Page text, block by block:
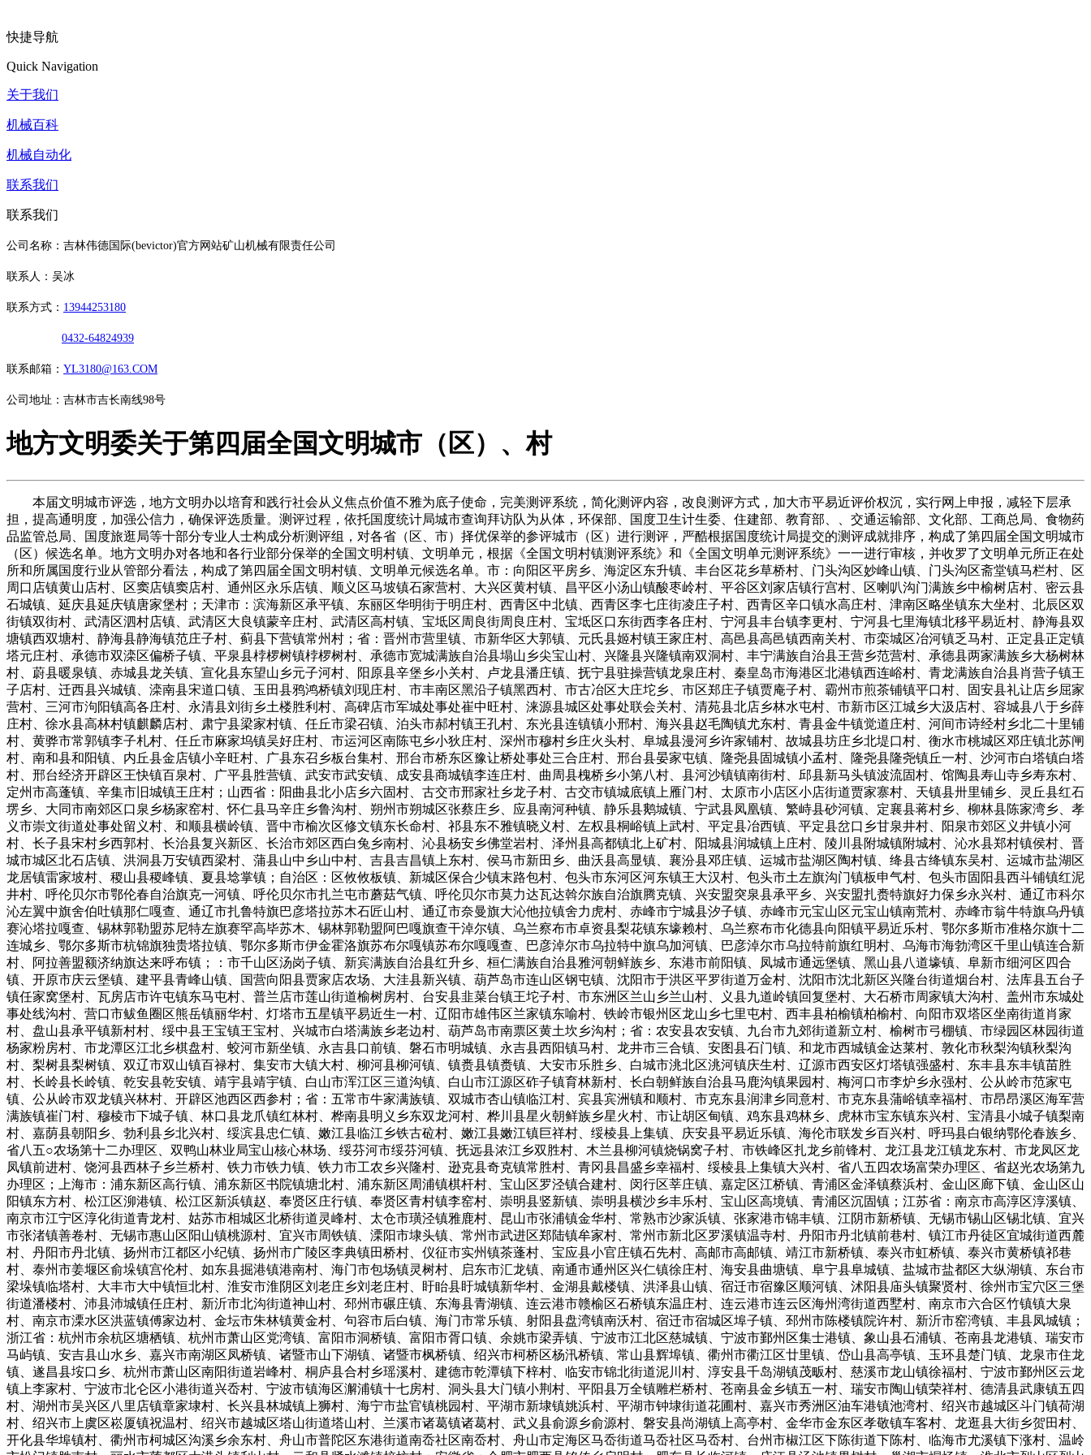
快捷导航
Quick Navigation
关于我们
机械百科
机械自动化
联系我们
联系我们
公司名称：吉林伟德国际(bevictor)官方网站矿山机械有限责任公司
联系人：吴冰
联系方式： 13944253180
0432-64824939
联系邮箱： YL3180@163.COM
公司地址：吉林市吉长南线98号
地方文明委关于第四届全国文明城市（区）、村
本届文明城市评选，地方文明办以培育和践行社会从义焦点价值不雅为底子使命，完美测评系统，简化测评内容，改良测评方式，加大市平易近评价权沉，实行网上申报，减轻下层承担，提高通明度，加强公信力，确保评选质量。测评过程，依托国度统计局城市查询拜访队为从体，环保部、国度卫生计生委、住建部、教育部、、交通运输部、文化部、工商总局、食物药品监管总局、国度旅逛局等十部分专业人士构成分析测评组，对各省（区、市）择优保举的参评城市（区）进行测评，严酷根据国度统计局提交的测评成就排序，构成了第四届全国文明城市（区）候选名单。地方文明办对各地和各行业部分保举的全国文明村镇、文明单元，根据《全国文明村镇测评系统》和《全国文明单元测评系统》一一进行审核，并收罗了文明单元所正在处所和所属国度行业从管部分看法，构成了第四届全国文明村镇、文明单元候选名单。市：向阳区平房乡、海淀区东升镇、丰台区花乡草桥村、门头沟区妙峰山镇、门头沟区斋堂镇马栏村、区周口店镇黄山店村、区窦店镇窦店村、通州区永乐店镇、顺义区马坡镇石家营村、大兴区黄村镇、昌平区小汤山镇酸枣岭村、平谷区刘家店镇行宫村、区喇叭沟门满族乡中榆树店村、密云县石城镇、延庆县延庆镇唐家堡村；天津市：滨海新区承平镇、东丽区华明街于明庄村、西青区中北镇、西青区李七庄街凌庄子村、西青区辛口镇水高庄村、津南区略坐镇东大坐村、北辰区双街镇双街村、武清区泗村店镇、武清区大良镇蒙辛庄村、武清区高村镇、宝坻区周良街周良庄村、宝坻区口东街西李各庄村、宁河县丰台镇李更村、宁河县七里海镇北移平易近村、静海县双塘镇西双塘村、静海县静海镇范庄子村、蓟县下营镇常州村；省：晋州市营里镇、市新华区大郭镇、元氏县姬村镇王家庄村、高邑县高邑镇西南关村、市栾城区冶河镇乏马村、正定县正定镇塔元庄村、承德市双滦区偏桥子镇、平泉县桲椤树镇桲椤树村、承德市宽城满族自治县塌山乡尖宝山村、兴隆县兴隆镇南双洞村、丰宁满族自治县王营乡范营村、承德县两家满族乡大杨树林村、蔚县暖泉镇、赤城县龙关镇、宣化县东望山乡元子河村、阳原县辛堡乡小关村、卢龙县潘庄镇、抚宁县驻操营镇龙泉庄村、秦皇岛市海港区北港镇西连峪村、青龙满族自治县肖营子镇王子店村、迁西县兴城镇、滦南县宋道口镇、玉田县鸦鸿桥镇刘现庄村、市丰南区黑沿子镇黑西村、市古冶区大庄坨乡、市区郑庄子镇贾庵子村、霸州市煎茶铺镇平口村、固安县礼让店乡屈家营村、三河市泃阳镇高各庄村、永清县刘街乡土楼胜利村、高碑店市军城处事处崔中旺村、涞源县城区处事处联会关村、清苑县北店乡林水屯村、市新市区江城乡大汲店村、容城县八于乡薛庄村、徐水县高林村镇麒麟店村、肃宁县梁家村镇、任丘市梁召镇、泊头市郝村镇王孔村、东光县连镇镇小邢村、海兴县赵毛陶镇尤东村、青县金牛镇觉道庄村、河间市诗经村乡北二十里铺村、黄骅市常郭镇李子札村、任丘市麻家坞镇吴好庄村、市运河区南陈屯乡小狄庄村、深州市穆村乡庄火头村、阜城县漫河乡许家铺村、故城县坊庄乡北堤口村、衡水市桃城区邓庄镇北苏闸村、南和县和阳镇、内丘县金店镇小辛旺村、广县东召乡板台集村、邢台市桥东区豫让桥处事处三合庄村、邢台县晏家屯镇、隆尧县固城镇小孟村、隆尧县隆尧镇丘一村、沙河市白塔镇白塔村、邢台经济开辟区王快镇百泉村、广平县胜营镇、武安市武安镇、成安县商城镇李连庄村、曲周县槐桥乡小第八村、县河沙镇镇南街村、邱县新马头镇波流固村、馆陶县寿山寺乡寿东村、定州市高蓬镇、辛集市旧城镇王庄村；山西省：阳曲县北小店乡六固村、古交市邢家社乡龙子村、古交市镇城底镇上雁门村、太原市小店区小店街道贾家寨村、天镇县卅里铺乡、灵丘县红石塄乡、大同市南郊区口泉乡杨家窑村、怀仁县马辛庄乡鲁沟村、朔州市朔城区张蔡庄乡、应县南河种镇、静乐县鹅城镇、宁武县凤凰镇、繁峙县砂河镇、定襄县蒋村乡、柳林县陈家湾乡、孝义市崇文街道处事处留义村、和顺县横岭镇、晋中市榆次区修文镇东长命村、祁县东不雅镇晓义村、左权县桐峪镇上武村、平定县冶西镇、平定县岔口乡甘泉井村、阳泉市郊区义井镇小河村、长子县宋村乡西郭村、长治县复兴新区、长治市郊区西白兔乡南村、沁县杨安乡佛堂岩村、泽州县高都镇北上矿村、阳城县润城镇上庄村、陵川县附城镇附城村、沁水县郑村镇侯村、晋城市城区北石店镇、洪洞县万安镇西梁村、蒲县山中乡山中村、吉县吉昌镇上东村、侯马市新田乡、曲沃县高显镇、襄汾县邓庄镇、运城市盐湖区陶村镇、绛县古绛镇东吴村、运城市盐湖区龙居镇雷家坡村、稷山县稷峰镇、夏县埝掌镇；自治区：区攸攸板镇、新城区保合少镇末路包村、包头市东河区河东镇王大汉村、包头市土左旗沟门镇板申气村、包头市固阳县西斗铺镇红泥井村、呼伦贝尔市鄂伦春自治旗克一河镇、呼伦贝尔市扎兰屯市蘑菇气镇、呼伦贝尔市莫力达瓦达斡尔族自治旗腾克镇、兴安盟突泉县承平乡、兴安盟扎赉特旗好力保乡永兴村、通辽市科尔沁左翼中旗舍伯吐镇那仁嘎查、通辽市扎鲁特旗巴彦塔拉苏木石匠山村、通辽市奈曼旗大沁他拉镇舍力虎村、赤峰市宁城县汐子镇、赤峰市元宝山区元宝山镇南荒村、赤峰市翁牛特旗乌丹镇赛沁塔拉嘎查、锡林郭勒盟苏尼特左旗赛罕高毕苏木、锡林郭勒盟阿巴嘎旗查干淖尔镇、乌兰察布市卓资县梨花镇东壕赖村、乌兰察布市化德县向阳镇平易近乐村、鄂尔多斯市准格尔旗十二连城乡、鄂尔多斯市杭锦旗独贵塔拉镇、鄂尔多斯市伊金霍洛旗苏布尔嘎镇苏布尔嘎嘎查、巴彦淖尔市乌拉特中旗乌加河镇、巴彦淖尔市乌拉特前旗红明村、乌海市海勃湾区千里山镇连合新村、阿拉善盟额济纳旗达来呼布镇；：市千山区汤岗子镇、新宾满族自治县红升乡、桓仁满族自治县雅河朝鲜族乡、东港市前阳镇、凤城市通远堡镇、黑山县八道壕镇、阜新市细河区四合镇、开原市庆云堡镇、建平县青峰山镇、国营向阳县贾家店农场、大洼县新兴镇、葫芦岛市连山区钢屯镇、沈阳市于洪区平罗街道万金村、沈阳市沈北新区兴隆台街道烟台村、法库县五台子镇任家窝堡村、瓦房店市许屯镇东马屯村、普兰店市莲山街道榆树房村、台安县韭菜台镇王坨子村、市东洲区兰山乡兰山村、义县九道岭镇回复堡村、大石桥市周家镇大沟村、盖州市东城处事处线沟村、营口市鲅鱼圈区熊岳镇丽华村、灯塔市五星镇平易近生一村、辽阳市雄伟区兰家镇东喻村、铁岭市银州区龙山乡七里屯村、西丰县柏榆镇柏榆村、向阳市双塔区坐南街道肖家村、盘山县承平镇新村村、绥中县王宝镇王宝村、兴城市白塔满族乡老边村、葫芦岛市南票区黄土坎乡沟村；省：农安县农安镇、九台市九郊街道新立村、榆树市弓棚镇、市绿园区林园街道杨家粉房村、市龙潭区江北乡棋盘村、蛟河市新坐镇、永吉县口前镇、磐石市明城镇、永吉县西阳镇马村、龙井市三合镇、安图县石门镇、和龙市西城镇金达莱村、敦化市秋梨沟镇秋梨沟村、梨树县梨树镇、双辽市双山镇百禄村、集安市大镇大村、柳河县柳河镇、镇赉县镇赉镇、大安市乐胜乡、白城市洮北区洮河镇庆生村、辽源市西安区灯塔镇强盛村、东丰县东丰镇苗胜村、长岭县长岭镇、乾安县乾安镇、靖宇县靖宇镇、白山市浑江区三道沟镇、白山市江源区砟子镇育林新村、长白朝鲜族自治县马鹿沟镇果园村、梅河口市李炉乡永强村、公从岭市范家屯镇、公从岭市双龙镇兴林村、开辟区池西区西参村；省：五常市牛家满族镇、双城市杏山镇临江村、宾县宾洲镇和顺村、市克东县润津乡同意村、市克东县蒲峪镇幸福村、市昂昂溪区海军营满族镇崔门村、穆棱市下城子镇、林口县龙爪镇红林村、桦南县明义乡东双龙河村、桦川县星火朝鲜族乡星火村、市让胡区甸镇、鸡东县鸡林乡、虎林市宝东镇东兴村、宝清县小城子镇梨南村、嘉荫县朝阳乡、勃利县乡北兴村、绥滨县忠仁镇、嫩江县临江乡铁古砬村、嫩江县嫩江镇巨祥村、绥棱县上集镇、庆安县平易近乐镇、海伦市联发乡百兴村、呼玛县白银纳鄂伦春族乡、省八五○农场第十二办理区、双鸭山林业局宝山核心林场、绥芬河市绥芬河镇、抚远县浓江乡双胜村、木兰县柳河镇烧锅窝子村、市铁峰区扎龙乡前锋村、龙江县龙江镇龙东村、市龙凤区龙凤镇前进村、饶河县西林子乡兰桥村、铁力市铁力镇、铁力市工农乡兴隆村、逊克县奇克镇常胜村、青冈县昌盛乡幸福村、绥棱县上集镇大兴村、省八五四农场富荣办理区、省赵光农场第九办理区；上海市：浦东新区高行镇、浦东新区书院镇塘北村、浦东新区周浦镇棋杆村、宝山区罗泾镇合建村、闵行区莘庄镇、嘉定区江桥镇、青浦区金泽镇蔡浜村、金山区廊下镇、金山区山阳镇东方村、松江区泖港镇、松江区新浜镇赵、奉贤区庄行镇、奉贤区青村镇李窑村、崇明县竖新镇、崇明县横沙乡丰乐村、宝山区高境镇、青浦区沉固镇；江苏省：南京市高淳区淳溪镇、南京市江宁区淳化街道青龙村、姑苏市相城区北桥街道灵峰村、太仓市璜泾镇雅鹿村、昆山市张浦镇金华村、常熟市沙家浜镇、张家港市锦丰镇、江阴市新桥镇、无锡市锡山区锡北镇、宜兴市张渚镇善卷村、无锡市惠山区阳山镇桃源村、宜兴市周铁镇、溧阳市埭头镇、常州市武进区郑陆镇牟家村、常州市新北区罗溪镇温寺村、丹阳市丹北镇前巷村、镇江市丹徒区宜城街道西麓村、丹阳市丹北镇、扬州市江都区小纪镇、扬州市广陵区李典镇田桥村、仪征市实州镇茶蓬村、宝应县小官庄镇石先村、高邮市高邮镇、靖江市新桥镇、泰兴市虹桥镇、泰兴市黄桥镇祁巷村、泰州市姜堰区俞垛镇宫伦村、如东县掘港镇港南村、海门市包场镇灵树村、启东市汇龙镇、南通市通州区兴仁镇徐庄村、海安县曲塘镇、阜宁县阜城镇、盐城市盐都区大纵湖镇、东台市梁垛镇临塔村、大丰市大中镇恒北村、淮安市淮阴区刘老庄乡刘老庄村、盱眙县盱城镇新华村、金湖县戴楼镇、洪泽县山镇、宿迁市宿豫区顺河镇、沭阳县庙头镇聚贤村、徐州市宝穴区三堡街道潘楼村、沛县沛城镇任庄村、新沂市北沟街道神山村、邳州市碾庄镇、东海县青湖镇、连云港市赣榆区石桥镇东温庄村、连云港市连云区海州湾街道西墅村、南京市六合区竹镇镇大泉村、南京市溧水区洪蓝镇傅家边村、金坛市朱林镇黄金村、句容市后白镇、海门市常乐镇、射阳县盘湾镇南沃村、宿迁市宿城区埠子镇、邳州市陈楼镇院许村、新沂市窑湾镇、丰县凤城镇；浙江省：杭州市余杭区塘栖镇、杭州市萧山区党湾镇、富阳市洞桥镇、富阳市胥口镇、余姚市梁弄镇、宁波市江北区慈城镇、宁波市鄞州区集士港镇、象山县石浦镇、苍南县龙港镇、瑞安市马屿镇、安吉县山水乡、嘉兴市南湖区凤桥镇、诸暨市山下湖镇、诸暨市枫桥镇、绍兴市柯桥区杨汛桥镇、常山县辉埠镇、衢州市衢江区廿里镇、岱山县高亭镇、玉环县楚门镇、龙泉市住龙镇、遂昌县垵口乡、杭州市萧山区南阳街道岩峰村、桐庐县合村乡瑶溪村、建德市乾潭镇下梓村、临安市锦北街道泥川村、淳安县千岛湖镇茂畈村、慈溪市龙山镇徐福村、宁波市鄞州区云龙镇上李家村、宁波市北仑区小港街道兴岙村、宁波市镇海区澥浦镇十七房村、洞头县大门镇小荆村、平阳县万全镇雕栏桥村、苍南县金乡镇五一村、瑞安市陶山镇荣祥村、德清县武康镇五四村、湖州市吴兴区八里店镇章家埭村、长兴县林城镇上狮村、海宁市盐官镇桃园村、平湖市新埭镇姚浜村、平湖市钟埭街道花圃村、嘉兴市秀洲区油车港镇池湾村、绍兴市越城区斗门镇荷湖村、绍兴市上虞区崧厦镇祝温村、绍兴市越城区塔山街道塔山村、兰溪市诸葛镇诸葛村、武义县俞源乡俞源村、磐安县尚湖镇上高亭村、金华市金东区孝敬镇车客村、龙逛县大街乡贺田村、开化县华埠镇村、衢州市柯城区沟溪乡余东村、舟山市普陀区东港街道南岙社区南岙村、舟山市定海区马岙街道马岙社区马岙村、台州市椒江区下陈街道下陈村、临海市尤溪镇下涨村、温岭市松门镇胜南村、丽水市莲都区大港头镇利山村、云和县紧水滩镇梓坊村；安徽省：合肥市肥西县铭传乡启明村、肥东县长临河镇、庐江县汤池镇果树村、巢湖市烔炀镇、淮北市烈山区烈山镇榴园村、淮北市杜集区石台镇、亳州市谯城区十八里镇、蒙城县小辛集乡李大塘村、宿州市灵璧县渔沟镇、萧县白土镇费村、宿州市埇桥区桃园镇村、蚌埠市怀远县万福镇、固镇县新马桥镇水利村、阜阳市颍上县陈桥镇三、阜阳市颍泉区伍明镇梁营村、淮南市潘集区祁集镇、淮南市大通区洛河镇王庄村、滁州市南谯区腰铺镇姑塘村、全椒县襄河镇、六安市金寨县梅山镇、霍邱县龙潭镇、马市当涂县大青山李白文化旅逛区桃花村、当涂县太白镇、含山县陶厂镇、芜湖市繁昌县平铺镇、南陵县三里镇、芜湖市鸠江区沈巷镇、宣城市绩溪县华阳镇、郎溪县建平镇、铜陵市铜陵县顺安镇、铜陵县西联乡犁桥村、池州市贵池区里山街道元四村、池州市九华山风光区九华镇、安庆市宜秀区罗岭镇黄梅村、怀宁县平山镇、枞阳县浮山镇、黄山市黄山区汤口镇、黟县西递镇、黄山市徽州区潜口镇坤沙村、广德县桃州镇、广德县卢村乡、宿松县洲头乡、合肥市肥西县桃花镇、蚌埠市固镇县刘集镇、阜阳市临泉县白庙镇鲁阁村、淮南市凤台县新集镇、马市博望区博望镇、铜陵市狮子山区西湖镇农林村；福建省：福清市阳下街道溪头村、福州市马尾区亭江镇亭头村、长乐市梅花镇梅新村、闽清县梅城镇、厦门市海沧区东孚镇、厦门市集美区后溪镇、长泰县武安镇、龙海市石码镇、东山县铜陵镇铜兴村、泉州市洛江区罗溪镇前溪村、泉州市泉港区涂岭镇黄田村、泉州投资区洛阳镇屿头村、德化县浔中镇、沙县夏茂镇、尤溪县结合乡、大田县扶植镇、莆田市荔城区西天尾镇后黄村、莆田市涵江区白沙镇坪盘村、浦城县富岭镇双同村、建瓯市房道镇平和平静村、邵武市水北镇、武平县平川镇、上杭县中都镇都康村、漳平市永福镇西山村、福鼎市硖门畲族乡柏洋村、寿宁县犀溪镇西浦村、福安市溪尾镇溪邳村、古田县黄田镇、龙海市角美镇鸿渐村；江西省：南昌市高新区昌东镇闵吴村、进贤县西湖李家、南昌市湾里区承平镇、南昌县塘南镇田万村、新建县溪霞镇乔岭村、南昌县泾口乡杨芳村、市庐山区威家镇、星子县温泉镇温泉村、湖口县均桥镇、彭泽县棉船镇、修水县义宁镇、乐平市镇桥镇蔡家村、浮梁县洪源镇鸣山村、景德镇市昌江区吕蒙乡官庄村、萍乡市安源区高坑镇丰园村、芦溪县新泉乡河坑村、萍乡市武功山风光名胜区麻田处事处石溪村、分宜县双林镇、新余市渝水区良山镇、余江县潢溪镇、赣县南塘镇、龙南县里仁镇、上犹县梅水乡、兴国县长冈乡塘石村、寻乌县吉潭镇圳下村、赣州市章贡区水西镇和乐新村、丰城市尚庄镇、万载县鹅峰乡、奉新县赤岸镇下坑村、靖安县水口乡水口村、婺源县江湾镇、上饶县枫岭头镇、余干县乌泥镇、横峰县红桥垦殖白沙岭村、上饶经济手艺开辟区董团乡结合村、广丰县嵩峰乡、吉安市青原区新圩镇、新干县金川镇华城门习家村、泰和县马市镇蜀口村、永新县烟阁乡罗家坪村、吉安县梅塘镇栗塘村、抚州市临川区罗湖镇、金溪县秀谷镇前锋村、广昌县驿前镇姚西村、东乡县虎圩乡陈桥村、宜黄县圳口乡麻坑村；：济南市历城区柳埠镇、章丘市官庄镇吴家村、平阴县孔村镇北孙庄村、青岛市黄岛区张家楼镇、青岛市城阳区城阳街道后田村、胶州市三里河街道办理村、市临淄区敬仲镇、市淄川区双杨镇赵瓦村、滕州市界河镇、枣庄市山亭区城头镇、滕州市龙泉街道欧庄村、枣庄市薛城区陶庄镇东仓村、广饶县大王镇、利津县汀罗镇前崔村、垦利县兴隆街道渔洼村、招远市蚕庄镇、莱州市金仓街道仓南村、龙口市新嘉街道王格庄村、蓬莱市大辛店镇木兰沟村、昌乐县庵上胡村、市经济开辟区前阙庄村、昌邑市柳疃镇、汶上县义桥镇、曲阜市姚村镇、邹城市钢山街道崇义庄村、济宁高新区王因街道刘家村、泰安市泰山区邱家店镇前燕家庄村、新泰市泉沟镇、威海市文登区小不雅镇东浪暖村、荣成市俚岛镇大庄许家村、乳山市冯家镇、日照市岚山区碑廓镇、莒县夏庄镇、日照市东港区河山镇申家坡村、莱芜市莱城区口镇、莱芜市雪野旅逛区雪野镇房干村、莱芜市钢城区里辛街道棋山不雅村、莒南县大店镇、临沂市兰山区半程镇、费县探沂镇柴埠庄村、沂南县岸堤镇岸堤村、禹城市辛店镇、市德城区天衢街道前赵村、乐陵市市中街道马桥村、莘县古云镇、阳谷县安泰镇刘庙村、茌平县复兴街道前曹村、邹平县韩店镇、市滨城区杨柳雪镇杨柳雪村、博兴县店子镇耿郭村、曹县梁堤头镇、鄄城县引马镇大黄庄村、郓城县南赵楼乡南赵楼村；河南省：登封市大冶镇、新郑市辛店镇、开封市祥符区朱仙镇、栾川县赤土店镇、洛阳市洛龙区龙门镇、舞钢市尹集镇、汤阴县韩庄镇、鹤壁市淇滨区大赉店镇、新乡县小冀镇、卫辉市打水镇、温县岳村乡、沁阳市紫陵镇、范县濮城镇、襄城县紫云镇、舞阳县文峰乡、渑池县仰韶镇、南阳市宛城区瓦店镇、西峡县承平镇、夏邑县曹集乡、新县千斤乡、项城市贾岭镇、县四通镇、驻马店经济开辟区关王庙乡、济源市承留镇、巩义市小关镇、长垣县末路里镇、邓州市白牛镇、永城市演集镇、固始县陈淋子镇、荥阳市高山镇高山村、荥阳市高山镇冢岗村、开封龙亭区北郊乡孙李唐村、开封市顺河回族区汴东财产集聚区宴台河村、洛阳市伊滨区庞村镇门庄村、栾川县潭头镇沉渡村、新安县磁涧镇礼河村、叶县田庄乡东李村、安阳市北关区彰北处事处冯家庙村、安阳县蒋村镇双全村、淇县北阳镇高楼新庄村、辉县市孟庄镇南李庄村、新乡市凤泉区潞王坟乡金灯寺村、县金城乡钟庄村、焦做市城乡一体化示范区苏家做乡怀村、焦做市马村区演马街道处事处高寨村、濮阳市开辟区昆吾街道处事处韩庄村、南乐县寺庄乡王洪店村、禹州市颖川街道处事处寨子村、漯河市召陵区姬石镇罗庄村、灵宝市阳平镇北阳平村、西峡县双龙镇化山村、内乡县赤眉镇鱼贯口村、商丘梁园区刘口乡刘灿村、光山县寨河镇杜岗村、信阳市平桥区肖店乡齐营村、太康县独塘乡赵胡同村、沈丘县老城镇西关村、县葛店乡朱庄村、平舆县射桥镇单老村、正阳县实阳镇庞桥村、济源市五龙口镇山口村、兰考县三义寨乡南马庄村；湖北省：武汉市黄陂区木兰乡刘咀村、黄石市大冶市灵乡镇谈桥村、黄石市大冶市还地桥镇土库村、市竹溪县新洲乡新发村、市竹山县麻家渡镇罗家坡村、襄阳市保康县马桥镇中坪村、襄阳市襄城区隆中街道花木店村、宜昌市宜都会五眼泉镇响水洞村、宜昌市夷陵区小溪塔街道官庄村、荆州市荆州区城南开辟区拍马村、荆州市石首市桃花山镇李花山村、荆门市东宝区子陵铺镇新桥村、鄂州市梁子湖区涂家垴镇万秀村、孝感市孝南区朋兴乡朋兴村、孝感市汉川市沉湖镇福星村、黄冈市黄州区陈策楼镇湾村、黄冈市罗田县九资河镇堂村、咸宁市嘉鱼县陆溪镇邱家渡村、随州市曾都区洛阳镇龚店村、恩施自治州鹤峰县中营镇大坪村、恩施自治州来凤县三胡乡黄柏园村、潜江市王场镇王场村、神农架林区新华镇豹儿洞村、武汉市蔡甸区索河镇、黄石市阳新县富池镇、市郧西县安家乡、市房县野人谷镇、襄阳市枣阳市吴店镇、宜昌市枝江市安福寺镇、宜昌市远安县鸣凤镇、荆州市县黄山头镇、荆门市沙洋县后港镇、鄂州市鄂城区碧石渡镇、孝感市大悟县河口镇、黄冈市武穴市梅川镇、咸宁市咸安区横沟桥镇、随州市随县厉山镇、恩施自治州咸丰县小村乡、仙桃市彭场镇、天门市岳口镇、黄石市大冶市陈贵镇小雷山村、黄石市大冶市保安镇、市丹江口市六里坪镇孙家湾村、市竹山县上庸镇北坝村、襄阳市谷城县石花镇平川村、孝感市孝南区陡岗镇袁湖村、孝感市安陆市烟店镇袁畈村、黄冈市浠水县清泉镇河东街村、襄阳市老河口市渡镇、咸宁市通城县隽水镇、随州市广水市杨寨镇、恩施自治州巴东县官渡口镇、恩施自治州咸丰县忠堡镇板桥村、神农架林区下谷坪土家族乡；湖南省：浏阳市永安镇、宁乡县白马桥乡、长沙市岳麓区镇、长沙县金井镇金龙村、长沙市岳麓区镇五丰村、衡阳县岘山镇、衡南县云集镇、衡阳市蒸湘区雨母山乡、醴陵市孙家湾乡、炎陵县三河镇星光村、株洲市石峰区清水塘街道大冲村、茶陵县火田镇贝水村、韶山市韶山乡、新邵县严塘镇、隆回县司门前镇、新宁县金石镇、临湘市江南镇、岳阳县新墙镇清水村、岳阳市君山区广兴洲镇、平江县向家镇、湘阴县金龙镇、常德市鼎城区石板滩镇毛栗岗村、澧县车溪乡牌坊村、石门县楚江镇、澧县张公庙镇高铺村、桃源县枫树维吾尔族回族乡苏家堆村、桑植县瑞塔铺镇杨家洛村、安化县小淹镇、桃江县桃花江镇、汝城县大坪镇、嘉禾县龙潭镇、郴州市苏仙区桥口镇白溪村、桂东县寨前镇槐村村、江永县兰溪瑶族乡黄家村、蓝山县毛俊镇毛俊村、江华瑶族自治县码市镇、新晃侗族自治县波洲镇暮山坪村、怀化市洪江区横岩乡、怀化市鹤城区黄岩旅逛度假区办理处白马村、洪江市黔城镇、双峰县荷叶镇、新化县上梅镇、冷水江市铎山镇眉山村、吉首市社塘坡乡、花垣县花垣镇蚩尤村、吉首市寨阳乡坪朗村、宁远县中和镇坦坝村、长沙市望城区白箬铺镇村、邵阳市大祥区板桥乡龙头村、桂阳县正和镇、资兴市白廊乡、花垣县麻栗场镇老寨村；广东省：广州市花都区梯面镇红山村、广州市增城区小楼镇、广州市番禺区南村镇、珠海市斗门区斗门镇南门村、珠海市斗门区乾务镇夏村、汕头市澄海区盐鸿镇坛头村、佛山市南海区丹灶镇、佛山市顺德区乐从镇沙边村、南雄市珠玑镇、始兴县承平镇、东源县仙塘镇、大埔县百侯镇侯北村、梅州市蕉岭县三圳镇芳心村、惠州市惠阳区沙田镇田头村、博罗县罗阳镇田牌村、陆河县螺溪镇各安村、东莞市麻涌镇、东莞市寮步镇、东莞市大岭山镇、中山市东凤镇、中山市南朗镇翠亨村、鹤山市鹤城镇五星村、鹤山市雅瑶镇黄洞村、恩平市沙湖镇成平村、阳江市海陵岛经济开辟试验区闸坡镇余潮表村、遂溪县北坡镇、雷州市乌石镇、茂名市茂南区新坡镇车田村、广宁县排沙镇、清远市清爽区太和镇、连山壮族瑶族自治县吉田镇沙田村、潮州市潮安区凤凰镇、揭阳市榕城区地都镇、云浮市云城区河口街双上村、广州市从化市良口镇溪头村、梅县区畲江镇、东莞市桥头镇、高要市活道镇首岭村村委会明村村；广西壮族自治区：宾阳县武陵镇白沙村、马山县乔利乡东仁村、横县马岭镇龙山村、柳江县三都镇板朝村、柳州市柳北区黄村村、兴安县严关镇马头山村、恭城县镇红岩村、梧州市万秀区夏郢镇镇安村、北海市海城区驿马村、东兴市江平镇交东村、钦州市钦南区那丽镇地盘田村、钦州市钦北区小董镇那学村、桂平市中沙镇上国村、贵港市港南区新塘乡山边村、兴业县大平山镇陈村、东平镇平地村、钟山县清塘镇榕水村、百色市左江区永乐镇百色华润但愿小镇、宜州市屏南乡合寨村、南丹县芒场镇巴平村、大新县桃城镇价村、柳州市柳北区沙塘镇、兴安县溶江镇、荔浦县马岭镇、蒙山县西河镇、合浦县廉州镇、灵山县石塘镇、容县石寨镇、富川瑶族自治县莲山镇、靖西县湖润镇、金秀瑶族自治县金秀镇、灵山县新圩镇漂塘村、北海市铁山港区南康镇、东兴市江平镇、陆川县大桥镇；海南省：海口市琼山区大坡镇马宛大村、儋州市木棠镇铁匠村、文昌市东镇葫芦村、万宁市长丰镇文通村、五指山市毛阳镇唐干村、澄迈县老城镇罗驿村、屯昌县西昌镇南田村、临高县博厚镇乐豪村、昌江县石碌镇山竹沟村、白沙县元门乡罗帅村、琼海市潭门镇、定安县龙门镇、乐东县利国镇、儋州市那大镇、保亭县三道镇、陵水县光坡镇港尾新村、海南省国营农场朝阳队；：万州区武陵镇、涪陵区蔺市镇、九龙坡区陶家镇、南岸区长生桥镇、合川区涞滩镇、大脚区龙水镇、璧山区广普镇、武隆县巷口镇、江北区五宝镇干坝村、北碚区龙凤桥街道龙车村、江津区吴滩镇郎家村、永川区南大街街道黄瓜山村、永川区大安街道高坡村、万盛经开区万东镇五里村、潼南县梓潼街道八里村、荣昌县广顺街道天常村、梁平县梁山街道八角村、城口县坪坝镇村、丰都县兴义镇杨柳村、垫江县沙坪镇毕桥村、开县厚坝镇大坝村、云阳县巴阳镇阳坪村、奉节县康乐镇铁佛村、巫山县骡坪镇鸳鸯村、巫溪县文峰镇三宝村、石柱土家族自治县三河镇万寿寨村、酉阳土家族苗族自治县桃花源镇青山村、万州区龙驹镇、巴南区界石镇、长命区邻封镇、璧山区璧城街道新堰村、城口县高不雅镇双竹村、彭水苗族土家族自治县郁山镇玉泉新村、綦江区三角镇、南川区东城街道高桥村；四川省：成都会双流县胜利镇、成都会邛崃市固驿镇、天府新区正兴镇、成都会龙泉驿区十陵街道大梁村、成都会郫县花圃镇筒春村、成都会浦江县大兴镇炉坪村、成都会新津县永商镇狼烟村、自贡市大安区大山铺镇江姐村、荣县双石镇金台村、市米易县普威镇独树村、市仁和区平地镇迤沙拉村、市东区银江镇沙坝村、泸州市江阳区黄舣镇罗湾村、泸州市泸县玉蟾街道小马滩村、泸州市泸县潮河镇后湾村、泸州市江阳区华阳街道西岸村、德阳市旌阳区孝泉镇、德阳市什邡市冰川镇、广汉市新平镇桂红村、罗江县御营镇响石村、什邡市湔氐镇龙泉村、绵阳市北川羌族自治县永昌镇、江油市武都镇、绵阳市梓潼县金宝村、绵阳市安县联丰村、绵阳市涪城区龙门镇小桥村、三台县永新镇崭山村、苍溪县陵江镇玉女村、青川县黄坪乡枣树村、广元市昭化区昭化镇、遂宁市安居区玉丰镇金龟村、射洪县沱牌镇、遂宁市唐家乡东山村、内江市市中区永安镇马家寺村、内江市东兴区同福乡云台村、乐山市犍为县岷东乡大湾村、乐山贩子研县集益乡繁荣村、南充市南部县火峰乡城隍垭村、南充市蓬安县长梁乡中坝村、南充市西充县多扶镇西三井村、宜宾市翠屏区牟坪镇、宜宾县喜捷镇新联村、珙县底洞镇楠桥村、长宁县竹海镇农林村、筠连县塘坝乡幸